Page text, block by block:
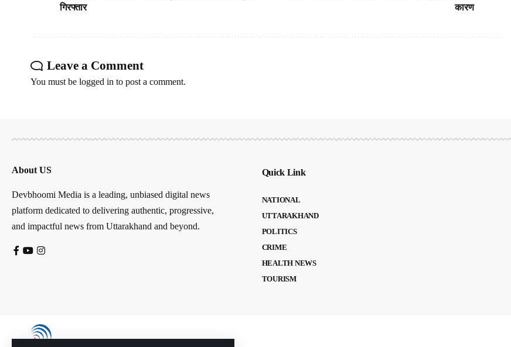
गिरफ्तार
कारण
Leave a Comment
You must be logged in to post a comment.
About US
Devbhoomi Media is a leading, unbiased digital news
platform dedicated to delivering authentic, progressive,
and impactful news from Uttarakhand and beyond.
Quick Link
NATIONAL
UTTARAKHAND
POLITICS
CRIME
HEALTH NEWS
TOURISM